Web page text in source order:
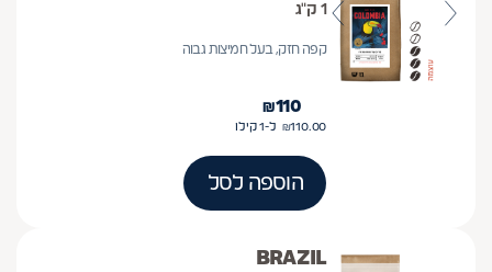
1 ק"ג
קפה חזק, בעל חמיצות גבוה
110
₪
110.00
₪ ל-1 קילו
הוספה לסל
BRAZIL